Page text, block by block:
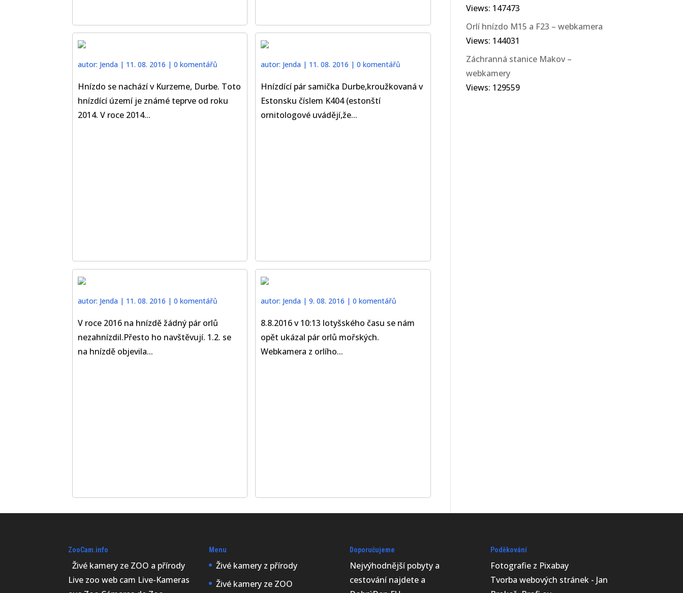
autor: Jenda| 11. 08. 2016 | 0 komentářů
Hnízdo se nachází v Kurzeme, Durbe. Toto
hnízdící území je známé teprve od roku
2014. V roce 2014...
autor: Jenda| 11. 08. 2016 | 0 komentářů
Hnízdící pár samička Durbe,kroužkovaná v
Estonsku číslem K404 (estonští
ornitologové uvádějí,že...
autor: Jenda| 11. 08. 2016 | 0 komentářů
V roce 2016 na hnízdě žádný pár orlů
nezahnízdil.Přesto ho navštěvují. 1.2. se
na hnízdě objevila...
autor: Jenda| 9. 08. 2016 | 0 komentářů
8.8.2016 v 10:13 lotyšského času se nám
opět ukázal pár orlů mořských.
Webkamera z orlího...
Views: 147473
Orlí hnízdo M15 a F23 – webkamera
Views: 144031
Záchranná stanice Makov –
webkamery
Views: 129559
ZooCam.info
Živé kamery ze ZOO a přírody
Live zoo web cam Live-Kameras
Menu
Živé kamery z přírody
Živé kamery ze ZOO
Doporučujeme
Nejvýhodnější pobyty a
cestování najdete a
Poděkování
Fotografie z Pixabay
Tvorba webových stránek - Jan